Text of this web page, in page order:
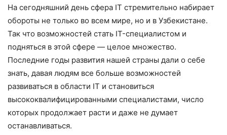
На сегодняшний день сфера IT стремительно набирает
обороты не только во всем мире, но и в Узбекистане.
Так что возможностей стать IT-специалистом и
подняться в этой сфере — целое множество.
Последние годы развития нашей страны дали о себе
знать, давая людям все больше возможностей
развиваться в области IT и становиться
высококвалифицированными специалистами, число
которых продолжает расти и даже не думает
останавливаться.